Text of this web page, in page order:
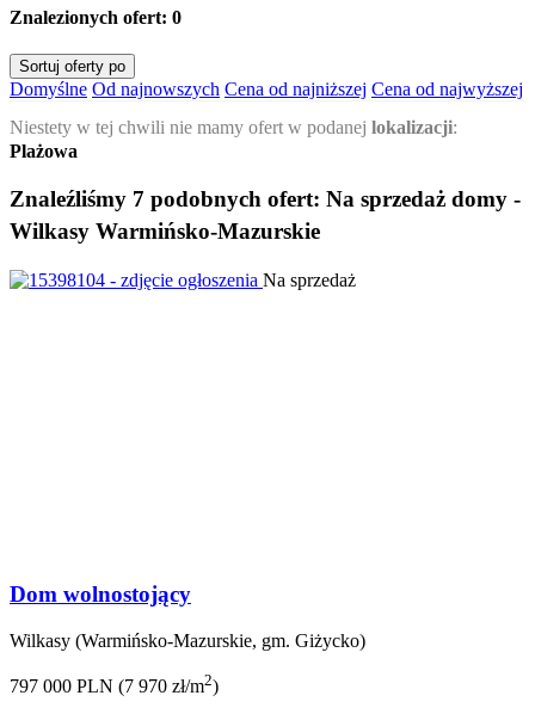
Znalezionych ofert: 0
Sortuj oferty po
Domyślne Od najnowszych Cena od najniższej Cena od najwyższej
Niestety w tej chwili nie mamy ofert w podanej lokalizacji:
Plażowa
Znaleźliśmy 7 podobnych ofert: Na sprzedaż domy -
Wilkasy Warmińsko-Mazurskie
Na sprzedaż
Dom wolnostojący
Wilkasy (Warmińsko-Mazurskie, gm. Giżycko)
797 000 PLN (7 970 zł/m2)